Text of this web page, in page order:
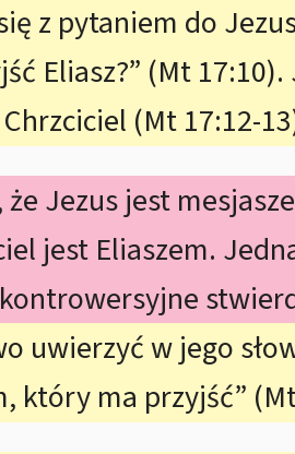
z pytaniem do
Eliasz?” (Mt
(Mt 17:12-
Jezus jest
jest Eliaszem.
uwierzyć w jego
który ma przyjść”